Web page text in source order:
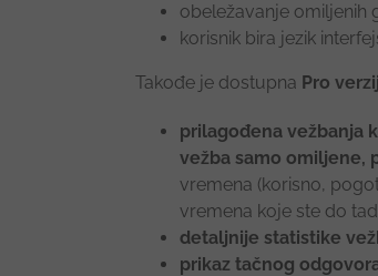
obeležavanje omiljenih
korisnik bira jezik
Takođe je dostupna Pro
prilagođena vežbanja
vežba samo omiljene,
vremena (korisno,
vremena koje ste do
detaljnije statistike
prikaz tačnog